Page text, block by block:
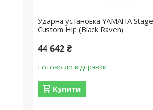
Ударна установка YAMAHA Stage
Custom Hip (Black Raven)
44 642 ₴
Готово до відправки
Купити